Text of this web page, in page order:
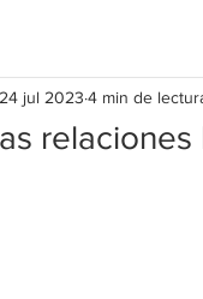
relaciones
24 jul 2023 4 min de